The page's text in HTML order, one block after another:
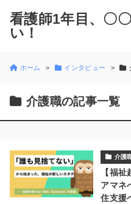
看護師1年目、〇
い！
ホーム インタビュー
介護職の記事一覧
介護
【福
アマネ
住支援